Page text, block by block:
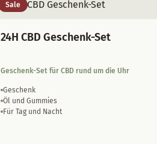
Sale
24H CBD Geschenk-Set
Geschenk-Set für CBD rund um die Uhr
Geschenk
Öl und Gummies
Für Tag und Nacht